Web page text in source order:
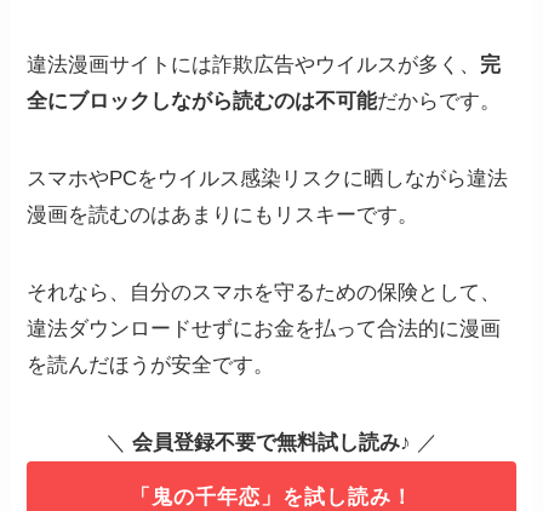
違法漫画サイトには詐欺広告やウイルスが多く、 完
全にブロックしながら読むのは不可能だからです。
スマホやPCをウイルス感染リスクに晒しながら違法
漫画を読むのはあまりにもリスキーです。
それなら、自分のスマホを守るための保険として、
違法ダウンロードせずにお金を払って合法的に漫画
を読んだほうが安全です。
＼ 会員登録不要で無料試し読み♪ ／
「鬼の千年恋」を試し読み！